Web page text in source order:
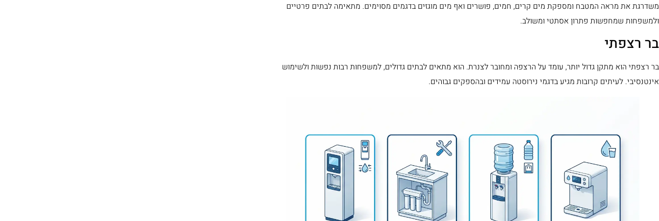
משדרגת את מראה המטבח ומספקת מים קרים, חמים, פושרים ואף מים מוגזים בדגמים מסוימים. מתאימה לבתים פרטיים
ולמשפחות שמחפשות פתרון אסתטי ומשולב.
בר רצפתי
בר רצפתי הוא מתקן גדול יותר, עומד על הרצפה ומחובר לצנרת. הוא מתאים לבתים גדולים, למשפחות רבות נפשות ולשימוש
אינטנסיבי. לעיתים קרובות מגיע בדגמי נירוסטה עמידים ובהספקים גבוהים.